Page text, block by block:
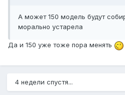
А может 150 модель будут
морально устарела
Да и 150 уже тоже пора менять
4 недели спустя...